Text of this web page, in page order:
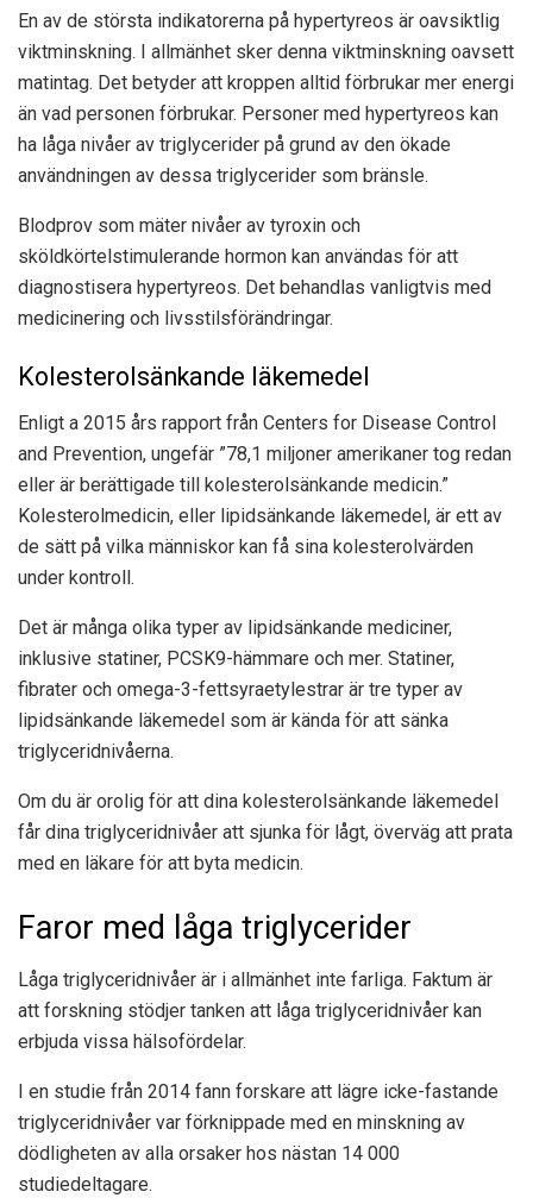
En av de största indikatorerna på hypertyreos är oavsiktlig
viktminskning. I allmänhet sker denna viktminskning oavsett
matintag. Det betyder att kroppen alltid förbrukar mer energi
än vad personen förbrukar. Personer med hypertyreos kan
ha låga nivåer av triglycerider på grund av den ökade
användningen av dessa triglycerider som bränsle.
Blodprov som mäter nivåer av tyroxin och
sköldkörtelstimulerande hormon kan användas för att
diagnostisera hypertyreos. Det behandlas vanligtvis med
medicinering och livsstilsförändringar.
Kolesterolsänkande läkemedel
Enligt a 2015 års rapport från Centers for Disease Control
and Prevention, ungefär ”78,1 miljoner amerikaner tog redan
eller är berättigade till kolesterolsänkande medicin.”
Kolesterolmedicin, eller lipidsänkande läkemedel, är ett av
de sätt på vilka människor kan få sina kolesterolvärden
under kontroll.
Det är många olika typer av lipidsänkande mediciner,
inklusive statiner, PCSK9-hämmare och mer. Statiner,
fibrater och omega-3-fettsyraetylestrar är tre typer av
lipidsänkande läkemedel som är kända för att sänka
triglyceridnivåerna.
Om du är orolig för att dina kolesterolsänkande läkemedel
får dina triglyceridnivåer att sjunka för lågt, överväg att prata
med en läkare för att byta medicin.
Faror med låga triglycerider
Låga triglyceridnivåer är i allmänhet inte farliga. Faktum är
att forskning stödjer tanken att låga triglyceridnivåer kan
erbjuda vissa hälsofördelar.
I en studie från 2014 fann forskare att lägre icke-fastande
triglyceridnivåer var förknippade med en minskning av
dödligheten av alla orsaker hos nästan 14 000
studiedeltagare.